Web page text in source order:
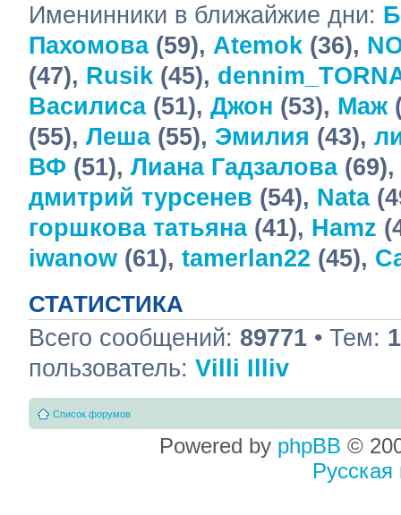
Именинники в ближайжие дни:
Пахомова(59), Atemok (36),
(47), Rusik (45),
Василиса(51), Джон (53), Маж
(55), Леша(55), Эмилия (43),
ВФ (51), Лиана Гадзалова(69),
дмитрий турсенев (54), Nata
горшкова татьяна(41), Hamz
iwanow (61), tamerlan22 (45),
СТАТИСТИКА
Всего сообщений: 89771 • Тем:
пользователь: Villi Illiv
Список форумов
Powered by phpBB ©